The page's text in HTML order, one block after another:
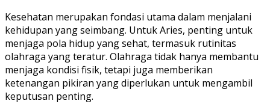
Kesehatan merupakan fondasi utama dalam menjalani
kehidupan yang seimbang. Untuk Aries, penting untuk
menjaga pola hidup yang sehat, termasuk rutinitas
olahraga yang teratur. Olahraga tidak hanya membantu
menjaga kondisi fisik, tetapi juga memberikan
ketenangan pikiran yang diperlukan untuk mengambil
keputusan penting.